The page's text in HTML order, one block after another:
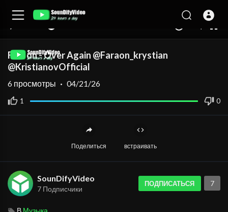
Faraon - Over Again @Faraon_krystian
@KristianovOfficial
1 0
6 просмотры · 04/21/26
Поделиться встраивать
SounDifyVideo
7 Подписчики
ПОДПИСАТЬСЯ 7
В Музыка